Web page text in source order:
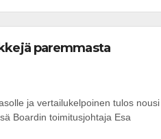
paremmasta
ja vertailukelpoinen tulos nousi
Boardin toimitusjohtaja Esa